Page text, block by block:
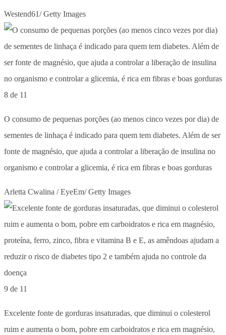
Westend61/ Getty Images
8 de 11
O consumo de pequenas porções (ao menos cinco vezes por dia) de
sementes de linhaça é indicado para quem tem diabetes. Além de ser
fonte de magnésio, que ajuda a controlar a liberação de insulina no
organismo e controlar a glicemia, é rica em fibras e boas gorduras
Arletta Cwalina / EyeEm/ Getty Images
9 de 11
Excelente fonte de gorduras insaturadas, que diminui o colesterol
ruim e aumenta o bom, pobre em carboidratos e rica em magnésio,